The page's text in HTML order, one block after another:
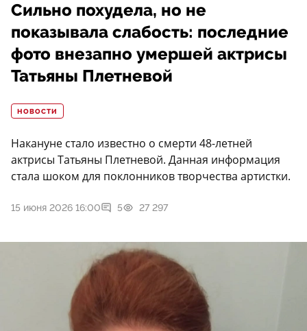
Сильно похудела, но не
показывала слабость: последние
фото внезапно умершей актрисы
Татьяны Плетневой
НОВОСТИ
Накануне стало известно о смерти 48-летней
актрисы Татьяны Плетневой. Данная информация
стала шоком для поклонников творчества артистки.
15 июня 2026 16:00 5 27 297